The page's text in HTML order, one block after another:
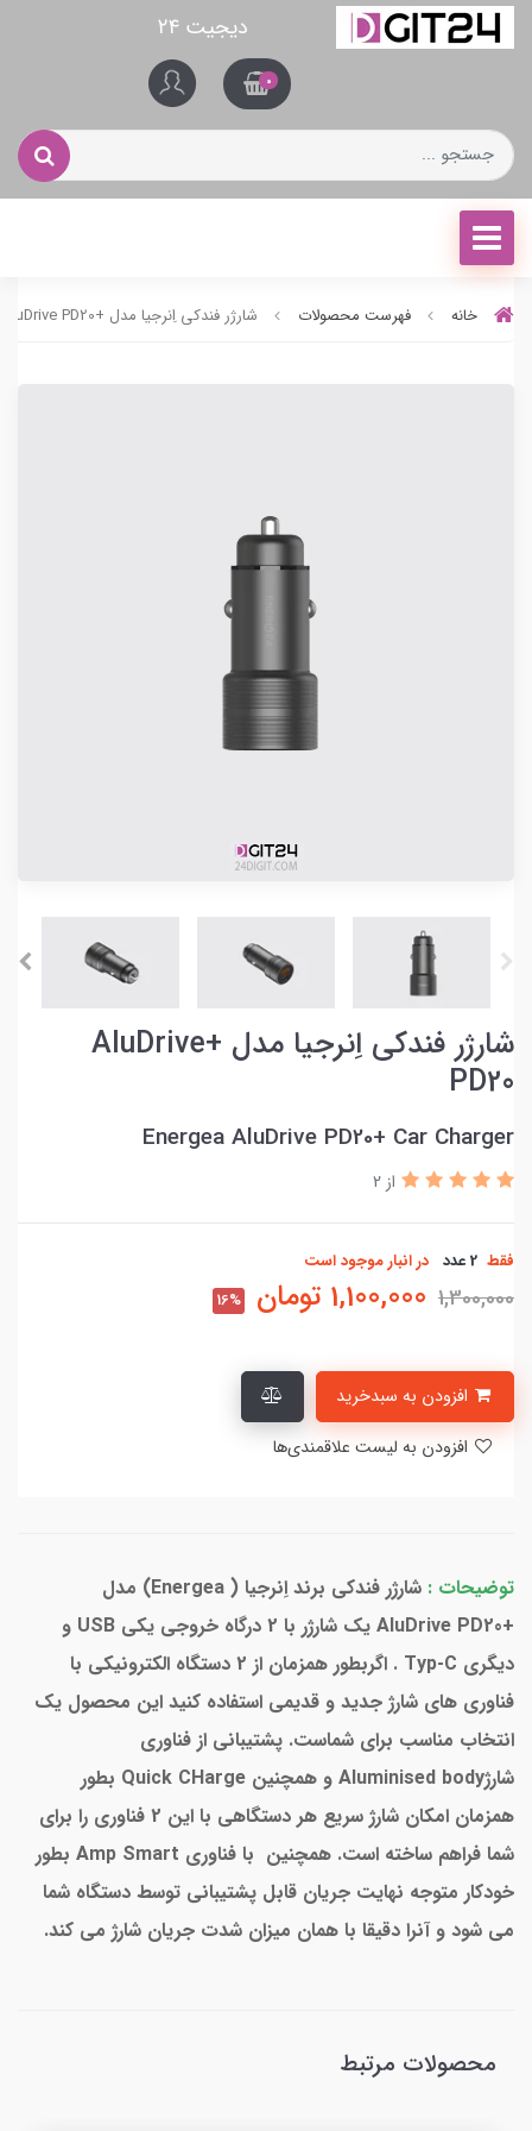
دیجیت ۲۴
0
خانه فهرست محصولات شارژر فندکی اِنرجیا مدل +AluDrive PD20
شارژر فندکی اِنرجیا مدل +AluDrive
PD20
Energea AluDrive PD20+ Car Charger
از 2
فقط 2 عدد در انبار موجود است
1,300,000
1,100,000 تومان 16%
توضیحات :
شارژر فندکی برند اِنرجیا ( Energea) مدل
+AluDrive PD20 یک شارژر با 2 درگاه خروجی یکی USB و
دیگری Typ-C . اگربطور همزمان از 2 دستگاه الکترونیکی با
فناوری های شارژ جدید و قدیمی استفاده کنید این محصول یک
انتخاب مناسب برای شماست. پشتیبانی از فناوری
شارژAluminised body و همچنین Quick CHarge بطور
همزمان امکان شارژ سریع هر دستگاهی با این 2 فناوری را برای
شما فراهم ساخته است. همچنین با فناوری Amp Smart بطور
خودکار متوجه نهایت جریان قابل پشتیبانی توسط دستگاه شما
می شود و آنرا دقیقا با همان میزان شدت جریان شارژ می کند.
محصولات مرتبط